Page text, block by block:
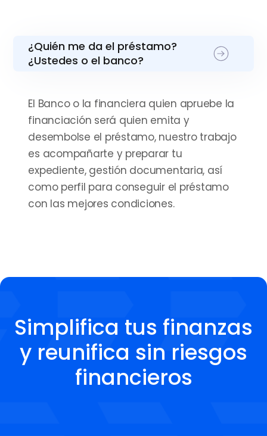
¿Quién me da el préstamo?
¿Ustedes o el banco?
El Banco o la financiera quien apruebe la
financiación será quien emita y
desembolse el préstamo, nuestro trabajo
es acompañarte y preparar tu
expediente, gestión documentaria, así
como perfil para conseguir el préstamo
con las mejores condiciones.
Simplifica tus finanzas
y reunifica sin riesgos
financieros